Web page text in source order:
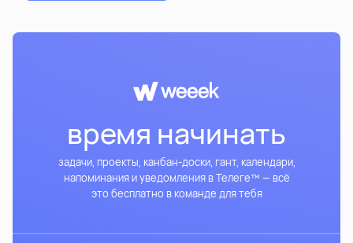
время начинать
задачи, проекты, канбан-доски, гант, календари,
напоминания и уведомления в Телеге™ — всё
это бесплатно в команде для тебя